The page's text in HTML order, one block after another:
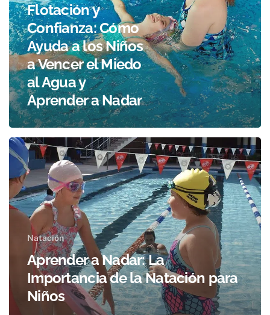
Flotación y
Confianza: Cómo
Ayuda a los Niños
a Vencer el Miedo
al Agua y
Aprender a Nadar
Natación
Aprender a Nadar: La
Importancia de la Natación para
Niños